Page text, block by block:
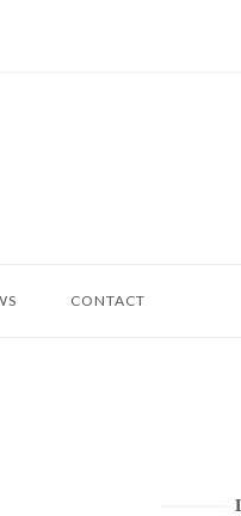
CONTACT